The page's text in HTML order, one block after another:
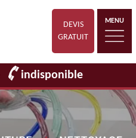
DEVIS
GRATUIT
MENU
indisponible